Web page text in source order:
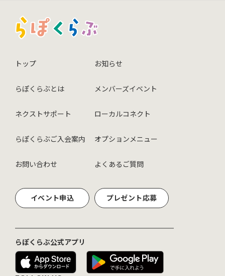
トップ
らぽくらぶとは
ネクストサポート
らぽくらぶご入会案内
お問い合わせ
お知らせ
メンバーズイベント
ローカルコネクト
オプションメニュー
よくあるご質問
イベント申込 プレゼント応募
らぽくらぶ公式アプリ